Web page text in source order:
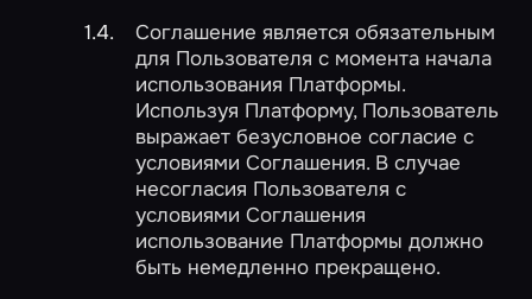
Соглашение является обязательным
для Пользователя с момента начала
использования Платформы.
Используя Платформу, Пользователь
выражает безусловное согласие с
условиями Соглашения. В случае
несогласия Пользователя с
условиями Соглашения
использование Платформы должно
быть немедленно прекращено.